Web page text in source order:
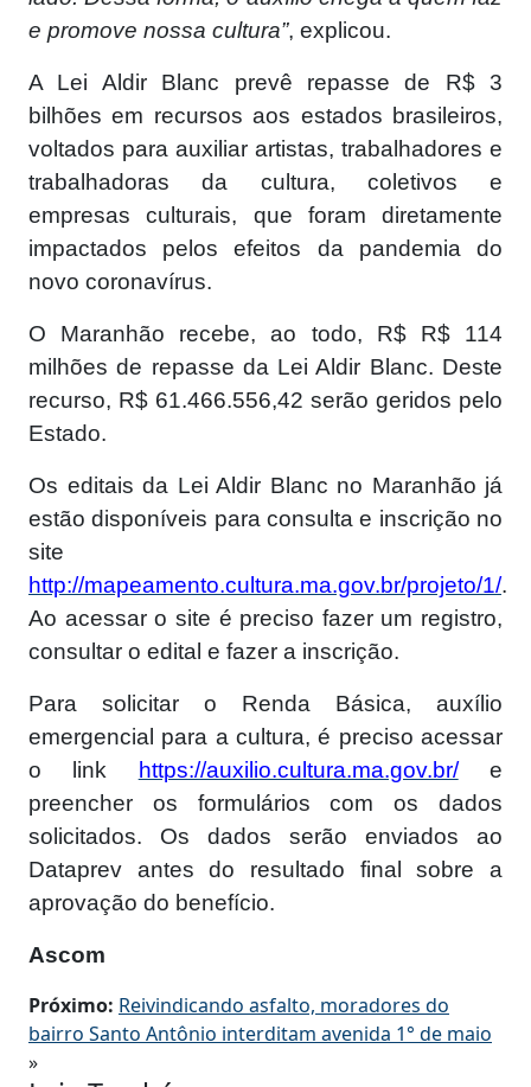
e promove nossa cultura”, explicou.
A Lei Aldir Blanc prevê repasse de R$ 3
bilhões em recursos aos estados brasileiros,
voltados para auxiliar artistas, trabalhadores e
trabalhadoras da cultura, coletivos e
empresas culturais, que foram diretamente
impactados pelos efeitos da pandemia do
novo coronavírus.
O Maranhão recebe, ao todo, R$ R$ 114
milhões de repasse da Lei Aldir Blanc. Deste
recurso, R$ 61.466.556,42 serão geridos pelo
Estado.
Os editais da Lei Aldir Blanc no Maranhão já
estão disponíveis para consulta e inscrição no
site
http://mapeamento.cultura.ma.gov.br/projeto/1/.
Ao acessar o site é preciso fazer um registro,
consultar o edital e fazer a inscrição.
Para solicitar o Renda Básica, auxílio
emergencial para a cultura, é preciso acessar
o link
https://auxilio.cultura.ma.gov.br/e
preencher os formulários com os dados
solicitados. Os dados serão enviados ao
Dataprev antes do resultado final sobre a
aprovação do benefício.
Ascom
Próximo: Reivindicando asfalto, moradores do
bairro Santo Antônio interditam avenida 1° de maio
»